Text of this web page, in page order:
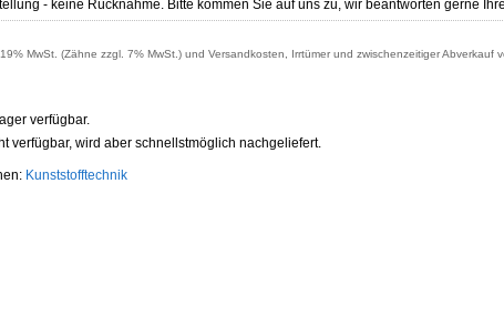
- keine Rücknahme. Bitte kommen Sie auf uns zu, wir beantworten gerne
MwSt. (Zähne zzgl. 7% MwSt.) und Versandkosten, Irrtümer und zwischenzeitiger Abverkauf
verfügbar.
verfügbar, wird aber schnellstmöglich nachgeliefert.
Kunststofftechnik